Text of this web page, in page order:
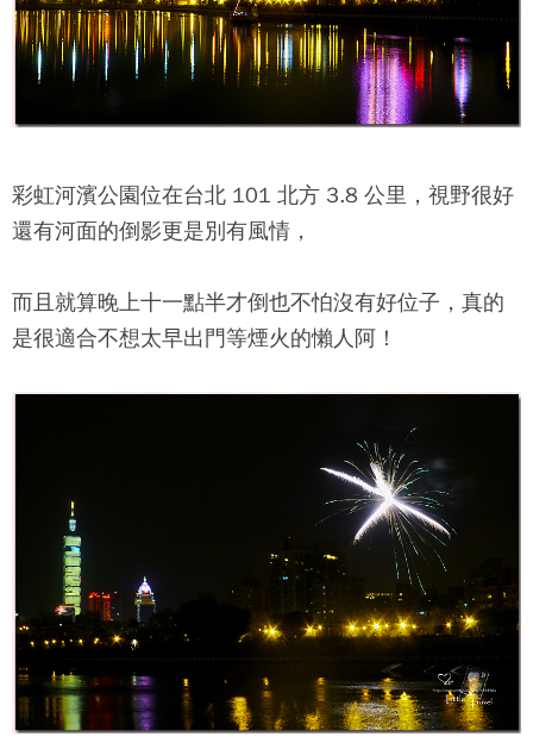
彩虹河濱公園位在台北 101 北方 3.8 公里，視野很好
還有河面的倒影更是別有風情，
而且就算晚上十一點半才倒也不怕沒有好位子，真的
是很適合不想太早出門等煙火的懶人阿！